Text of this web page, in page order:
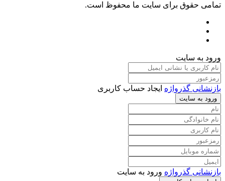
تمامی حقوق برای سایت ما محفوظ است.
ورود به سایت
بازنشانی گذرواژه ایجاد حساب کاربری
ورود به سایت
بازنشانی گذرواژه ورود به سایت